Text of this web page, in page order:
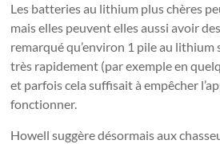
Les batteries au lithium plus chères
mais elles peuvent elles aussi avoir
remarqué qu’environ 1 pile au
très rapidement (par exemple en
et parfois cela suffisait à empêcher
fonctionner.
Howell suggère désormais aux